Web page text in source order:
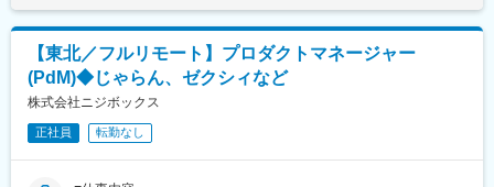
■企業魅力
・Salesforce導入実績8,000件以上（国内トップクラス）
・東証上場・19期連続増収
・最難関資格CTA保有者国内No.1
・クラウド市場（年平均20％成長）の中核企業
変更の範囲：会社の定める業務
織を構築しています。
■当社の魅力：
援する収益事業と宮城県塩釜市を舞台とする社会貢献事業を展開
中。戦略立案だけをお手伝いするのではなくお客様と一緒に汗を
【東北／フルリモート】プロダクトマネージャー
(PdM)◆じゃらん、ゼクシィなど
株式会社ニジボックス
正社員 転勤なし